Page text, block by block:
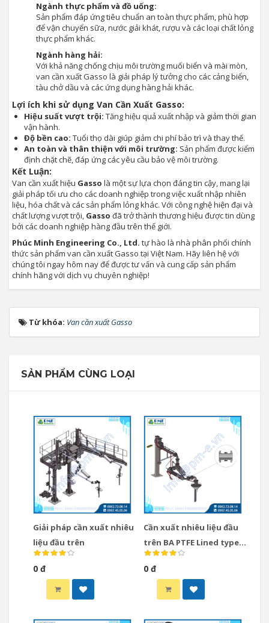
Ngành thực phẩm và đồ uống:
Sản phẩm đáp ứng tiêu chuẩn an toàn thực phẩm, phù hợp
để vận chuyển sữa, nước giải khát, rượu và các loại chất lỏng
thực phẩm khác.
Ngành hàng hải:
Với khả năng chống chịu môi trường muối biển và mài mòn,
van cần xuất Gasso là giải pháp lý tưởng cho các cảng biển,
tàu chở dầu và các ứng dụng hàng hải khác.
Lợi ích khi sử dụng Van Cần Xuất Gasso:
Hiệu suất vượt trội: Tăng hiệu quả xuất nhập và giảm thời gian
vận hành.
Độ bền cao: Tuổi thọ dài giúp giảm chi phí bảo trì và thay thế.
An toàn và thân thiện với môi trường: Sản phẩm được kiểm
định chặt chẽ, đáp ứng các yêu cầu bảo vệ môi trường.
Kết Luận:
Van cần xuất hiệu Gasso là một sự lựa chọn đáng tin cậy, mang lại
giải pháp tối ưu cho các doanh nghiệp trong việc xuất nhập nhiên
liệu, hóa chất và các sản phẩm lỏng khác. Với công nghệ hiện đại và
chất lượng vượt trội, Gasso đã trở thành thương hiệu được tin dùng
bởi các doanh nghiệp hàng đầu trên thế giới.
Phúc Minh Engineering Co., Ltd. tự hào là nhà phân phối chính
thức sản phẩm van cần xuất Gasso tại Việt Nam. Hãy liên hệ với
chúng tôi ngay hôm nay để được tư vấn và cung cấp sản phẩm
chính hãng với dịch vụ chuyên nghiệp!
Từ khóa: Van cần xuất Gasso
SẢN PHẨM CÙNG LOẠI
Giải pháp cần xuất nhiêu
liệu đầu trên
0 đ
Cần xuất nhiêu liệu đầu
trên BA PTFE Lined type
Gasso Tây Ban Nha / Cần
xuất nhiêu liệu loại Top
BA PTFE Lined type Gasso
Tây Ban Nha
0 đ